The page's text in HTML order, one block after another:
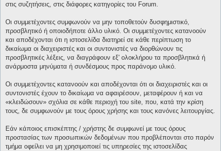
στις συζητήσεις, στις διάφορες κατηγορίες του Forum.
Οι συμμετέχοντες συμφωνούν να μην τοποθετούν δυσφημιστικό,
προσβλητικό ή οποιοδήποτε άλλο υλικό. Οι συμμετέχοντες κατανοούν
και αποδέχονται ότι η ιστοσελίδα διατηρεί σε κάθε περίπτωση το
δικαίωμα οι διαχειριστές και οι συντονιστές να διορθώνουν τις
προσβλητικές λέξεις, να διαγράφουν εξ' ολοκλήρου τα προσβλητικά ή
ανάρμοστα μηνύματα ή συνδέσμους προς παράνομο υλικό.
Οι συμμετέχοντες κατανοούν και αποδέχονται ότι οι διαχειριστές και οι
συντονιστές έχουν το δικαίωμα να αφαιρέσουν, μεταφέρουν ή και να
«κλειδώσουν» σχόλια σε κάθε περιοχή του site, που, κατά την κρίση
τους, δε συμφωνούν με τους όρους χρήσης και τους κανόνες λειτουργίας.
Εάν κάποιος επισκέπτης / χρήστης δε συμφωνεί με τους όρους
προστασίας των προσωπικών δεδομένων που προβλέπονται στο παρόν
τμήμα οφείλει να μη χρησιμοποιεί τις υπηρεσίες της ιστοσελίδας